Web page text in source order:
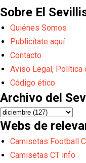
Sobre El
Quiénes Somos
Publicítate aquí
Contacto
Aviso Legal, Política
Código ético
Archivo del
Webs de
Camisetas Football
Camisetas CT info